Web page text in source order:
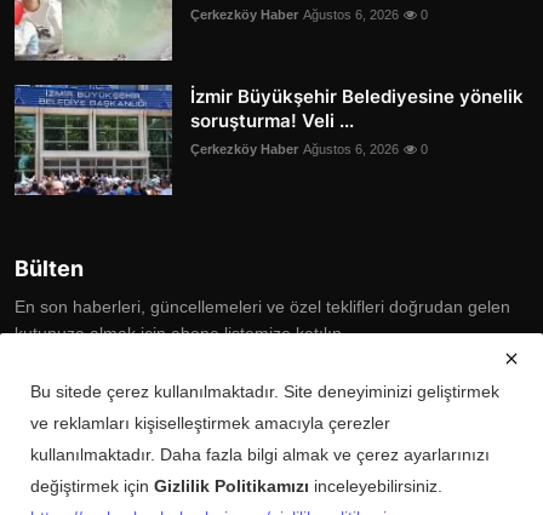
Çerkezköy Haber Ağustos 6, 2026 0
İzmir Büyükşehir Belediyesine yönelik
soruşturma! Veli ...
Çerkezköy Haber Ağustos 6, 2026 0
Bülten
En son haberleri, güncellemeleri ve özel teklifleri doğrudan gelen
kutunuza almak için abone listemize katılın
Subscribe
Bu sitede çerez kullanılmaktadır. Site deneyiminizi geliştirmek
ve reklamları kişiselleştirmek amacıyla çerezler
kullanılmaktadır. Daha fazla bilgi almak ve çerez ayarlarınızı
değiştirmek için Gizlilik Politikamızı inceleyebilirsiniz.